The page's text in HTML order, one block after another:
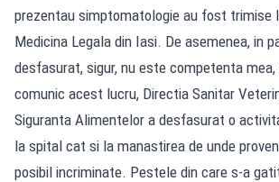
prezentau simptomatologie au fost trimise
Medicina Legala din Iasi. De asemenea, in
desfasurat, sigur, nu este competenta
comunic acest lucru, Directia Sanitar
Siguranta Alimentelor a desfasurat o
la spital cat si la manastirea de unde
posibil incriminate. Pestele din care s-a